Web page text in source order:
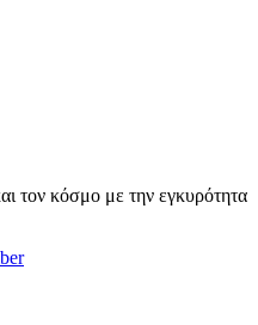
τον κόσμο με την εγκυρότητα